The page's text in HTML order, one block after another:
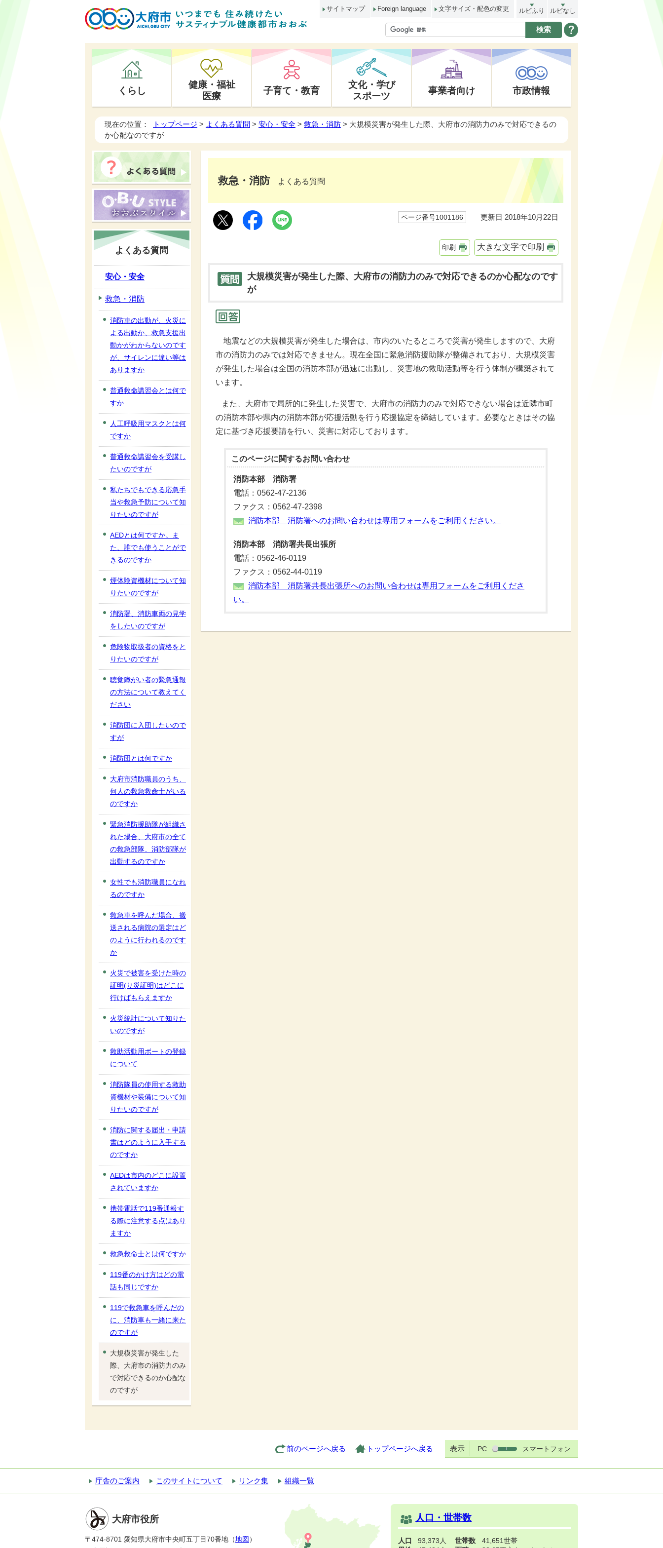
サイトマップ Foreign language 文字サイズ・配色の変更 ルビふり ルビなし
くらし
健康・福祉
医療
子育て・教育
文化・学び
スポーツ
事業者向け 市政情報
現在の位置： トップページ > よくある質問 > 安心・安全 > 救急・消防 > 大規模災害が発生した際、大府市の消防力のみで対応できるの
か心配なのですが
救急・消防 よくある質問
ページ番号1001186 更新日 2018年10月22日
印刷 大きな文字で印刷
大規模災害が発生した際、大府市の消防力のみで対応できるのか心配なのです
が
地震などの大規模災害が発生した場合は、市内のいたるところで災害が発生しますので、大府
市の消防力のみでは対応できません。現在全国に緊急消防援助隊が整備されており、大規模災害
が発生した場合は全国の消防本部が迅速に出動し、災害地の救助活動等を行う体制が構築されて
います。
また、大府市で局所的に発生した災害で、大府市の消防力のみで対応できない場合は近隣市町
の消防本部や県内の消防本部が応援活動を行う応援協定を締結しています。必要なときはその協
定に基づき応援要請を行い、災害に対応しております。
このページに関するお問い合わせ
消防本部 消防署
電話：0562-47-2136
ファクス：0562-47-2398
消防本部 消防署へのお問い合わせは専用フォームをご利用ください。
消防本部 消防署共長出張所
電話：0562-46-0119
ファクス：0562-44-0119
消防本部 消防署共長出張所へのお問い合わせは専用フォームをご利用くださ
い。
よくある質問
安心・安全
救急・消防
消防車の出動が、火災に
よる出動か、救急支援出
動かがわからないのです
が、サイレンに違い等は
ありますか
普通救命講習会とは何で
すか
人工呼吸用マスクとは何
ですか
普通救命講習会を受講し
たいのですが
私たちでもできる応急手
当や救急予防について知
りたいのですが
AEDとは何ですか。ま
た、誰でも使うことがで
きるのですか
煙体験資機材について知
りたいのですが
消防署、消防車両の見学
をしたいのですが
危険物取扱者の資格をと
りたいのですが
聴覚障がい者の緊急通報
の方法について教えてく
ださい
消防団に入団したいので
すが
消防団とは何ですか
大府市消防職員のうち、
何人の救急救命士がいる
のですか
緊急消防援助隊が組織さ
れた場合、大府市の全て
の救急部隊、消防部隊が
出動するのですか
女性でも消防職員になれ
るのですか
救急車を呼んだ場合、搬
送される病院の選定はど
のように行われるのです
か
火災で被害を受けた時の
証明(り災証明)はどこに
行けばもらえますか
火災統計について知りた
いのですが
救助活動用ボートの登録
について
消防隊員の使用する救助
資機材や装備について知
りたいのですが
消防に関する届出・申請
書はどのように入手する
のですか
AEDは市内のどこに設置
されていますか
携帯電話で119番通報す
る際に注意する点はあり
ますか
救急救命士とは何ですか
119番のかけ方はどの電
話も同じですか
119で救急車を呼んだの
に、消防車も一緒に来た
のですが
大規模災害が発生した
際、大府市の消防力のみ
で対応できるのか心配な
のですが
前のページへ戻る トップページへ戻る 表示 PC スマートフォン
庁舎のご案内 このサイトについて リンク集 組織一覧
大府市役所
〒474-8701 愛知県大府市中央町五丁目70番地（地図 ）
人口・世帯数
人口
93,373人
世帯数
41,651世帯